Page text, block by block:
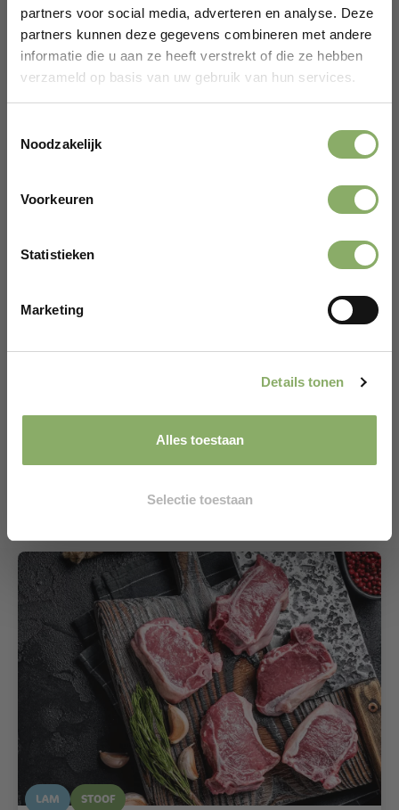
partners voor social media, adverteren en analyse. Deze
partners kunnen deze gegevens combineren met andere
informatie die u aan ze heeft verstrekt of die ze hebben
verzameld op basis van uw gebruik van hun services.
Noodzakelijk
Voorkeuren
Statistieken
Marketing
Details tonen
Alles toestaan
Selectie toestaan
19,50
Bekijken
LAM STOOF
Er wacht een kortingscode op je.